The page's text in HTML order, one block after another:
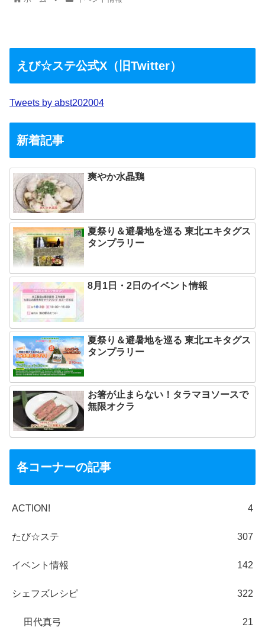
えび☆ステ公式X（旧Twitter）
Tweets by abst202004
新着記事
爽やか水晶鶏
夏祭り＆避暑地を巡る 東北エキタグス
タンプラリー
8月1日・2日のイベント情報
夏祭り＆避暑地を巡る 東北エキタグス
タンプラリー
お箸が止まらない！タラマヨソースで
無限オクラ
各コーナーの記事
ACTION! 4
たび☆ステ 307
イベント情報 142
シェフズレシピ 322
田代真弓 21